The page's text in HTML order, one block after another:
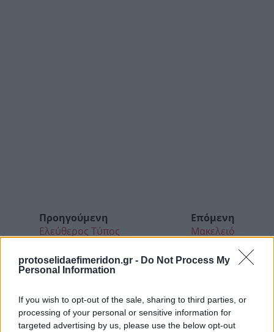
protoselidaefimeridon.gr - Do Not Process My
Personal Information
If you wish to opt-out of the sale, sharing to third parties, or
processing of your personal or sensitive information for
targeted advertising by us, please use the below opt-out
Προηγούμενη
Ελεύθερος Τύπος
Επόμενη
Μακελειό